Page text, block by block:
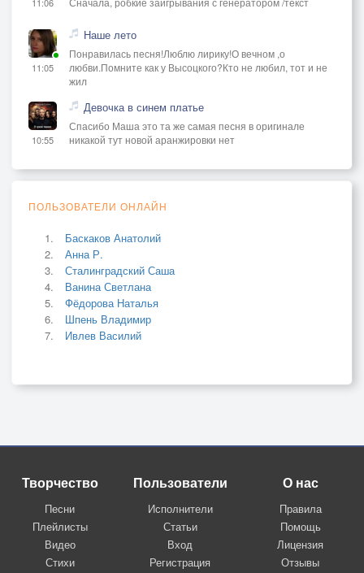
11:05
Наше лето
Понравилась песня!Люблю лирику!О вечном ,о
любви.Помните как у Высоцкого?Кто не любил, тот и не
жил
10:55
Девочка в синем платье
Спасибо Маша это та же самая песня в оригинале
никакой тут новой аранжировки нет
ПОЛЬЗОВАТЕЛИ ОНЛАЙН
Баскаков Анатолий
Анна Р.
Сталинградский Саша
Ванина Светлана
Фёдорова Наталья
Шпень Владимир
Ивлев Василий
Творчество
Песни
Плейлисты
Видео
Стихи
Пользователи
Исполнители
Статьи
Вход
Регистрация
О нас
Правила
Помощь
Лицензия
Отзывы